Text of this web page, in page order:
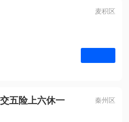
麦积区
五险上六休一 秦州区